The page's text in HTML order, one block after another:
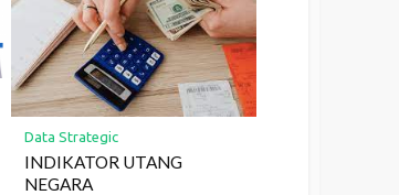
Data Strategic
INDIKATOR UTANG
NEGARA